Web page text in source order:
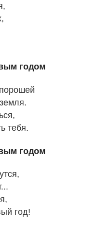
годом
тебя.
годом
год!